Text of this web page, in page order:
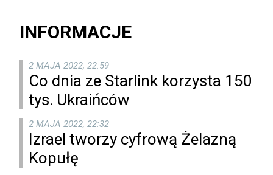
INFORMACJE
2 MAJA 2022, 22:59
Co dnia ze Starlink korzysta 150
tys. Ukraińców
2 MAJA 2022, 22:32
Izrael tworzy cyfrową Żelazną
Kopułę